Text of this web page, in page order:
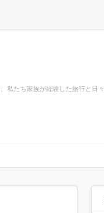
私たち家族が経験した旅行と日